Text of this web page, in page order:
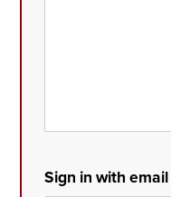
Sign in with email